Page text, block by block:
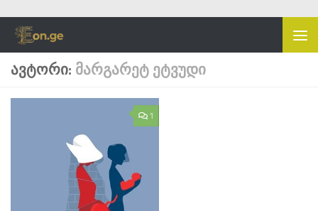
Skip to content
ᲐᲕᲢᲝᲠᲘ: ᲛᲐᲠᲒᲐᲠᲔᲢ ᲔᲢᲕᲣᲓᲘ
1